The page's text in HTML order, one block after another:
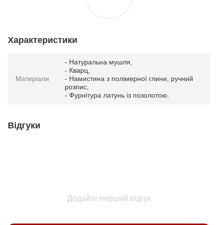
Характеристики
Матеріали
- Натуральна мушля,
- Кварц,
- Намистина з полімерної глини, ручний
розпис,
- Фурнітура латунь із позолотою.
Відгуки
Додайте перший відгук